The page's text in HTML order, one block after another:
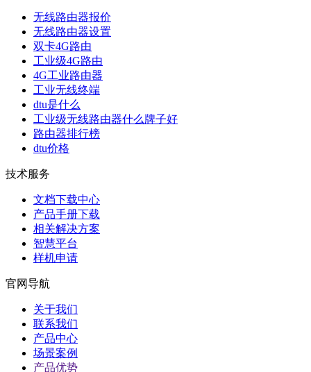
无线路由器报价
无线路由器设置
双卡4G路由
工业级4G路由
4G工业路由器
工业无线终端
dtu是什么
工业级无线路由器什么牌子好
路由器排行榜
dtu价格
技术服务
文档下载中心
产品手册下载
相关解决方案
智慧平台
样机申请
官网导航
关于我们
联系我们
产品中心
场景案例
产品优势